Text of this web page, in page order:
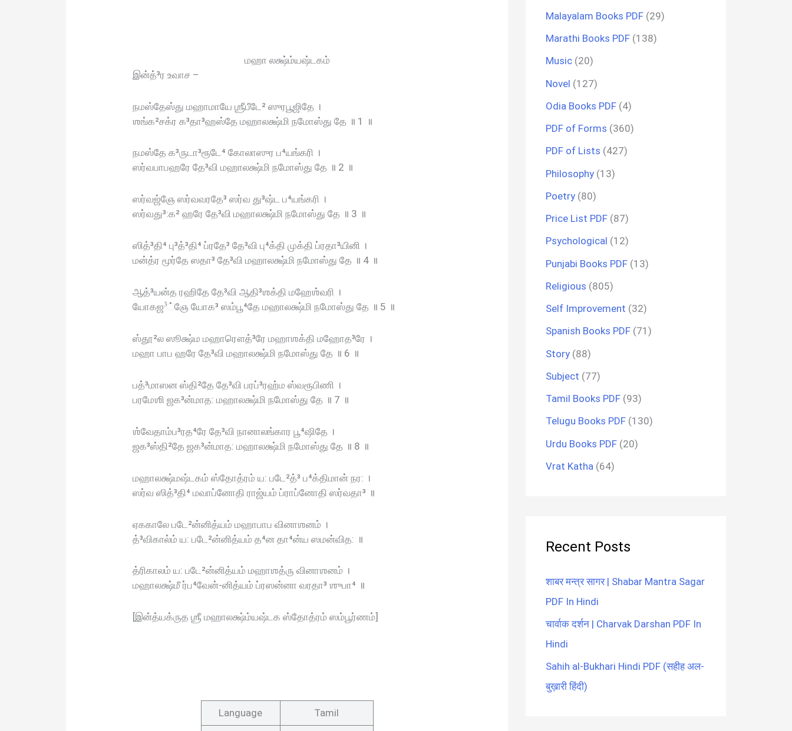
மஹா லக்ஷ்ம்யஷ்டகம்
இன்த்³ர உவாச –
நமஸ்தேஸ்து மஹாமாயே ஶ்ரீபீடே² ஸுரபூஜிதே ।
ஶங்க²சக்ர க³தா³ஹஸ்தே மஹாலக்ஷ்மி நமோஸ்து தே ॥ 1 ॥
நமஸ்தே க³ருடா³ரூடே⁴ கோலாஸுர ப⁴யங்கரி ।
ஸர்வபாபஹரே தே³வி மஹாலக்ஷ்மி நமோஸ்து தே ॥ 2 ॥
ஸர்வஜ்ஞே ஸர்வவரதே³ ஸர்வ து³ஷ்ட ப⁴யங்கரி ।
ஸர்வது³:க² ஹரே தே³வி மஹாலக்ஷ்மி நமோஸ்து தே ॥ 3 ॥
ஸித்³தி⁴ பு³த்³தி⁴ ப்ரதே³ தே³வி பு⁴க்தி முக்தி ப்ரதா³யினி ।
மன்த்ர மூர்தே ஸதா³ தே³வி மஹாலக்ஷ்மி நமோஸ்து தே ॥ 4 ॥
ஆத்³யன்த ரஹிதே தே³வி ஆதி³ஶக்தி மஹேஶ்வரி ।
யோகஜ³்ஞே யோக³ ஸம்பூ⁴தே மஹாலக்ஷ்மி நமோஸ்து தே ॥ 5 ॥
ஸ்தூ²ல ஸூக்ஷ்ம மஹாரௌத்³ரே மஹாஶக்தி மஹோத³ரே ।
மஹா பாப ஹரே தே³வி மஹாலக்ஷ்மி நமோஸ்து தே ॥ 6 ॥
பத்³மாஸன ஸ்தி²தே தே³வி பரப்³ரஹ்ம ஸ்வரூபிணி ।
பரமேஶி ஜக³ன்மாத: மஹாலக்ஷ்மி நமோஸ்து தே ॥ 7 ॥
ஶ்வேதாம்ப³ரத⁴ரே தே³வி நானாலங்கார பூ⁴ஷிதே ।
ஜக³ஸ்தி²தே ஜக³ன்மாத: மஹாலக்ஷ்மி நமோஸ்து தே ॥ 8 ॥
மஹாலக்ஷ்மஷ்டகம் ஸ்தோத்ரம் ய: படே²த்³ ப⁴க்திமான் நர: ।
ஸர்வ ஸித்³தி⁴ மவாப்னோதி ராஜ்யம் ப்ராப்னோதி ஸர்வதா³ ॥
ஏககாலே படே²ன்னித்யம் மஹாபாப வினாஶனம் ।
த்³விகால்ம் ய: படே²ன்னித்யம் த⁴ன தா⁴ன்ய ஸமன்வித: ॥
த்ரிகாலம் ய: படே²ன்னித்யம் மஹாஶத்ரு வினாஶனம் ।
மஹாலக்ஷ்மீ ர்ப⁴வேன்-னித்யம் ப்ரஸன்னா வரதா³ ஶுபா⁴ ॥
[இன்த்யக்ருத ஶ்ரீ மஹாலக்ஷ்ம்யஷ்டக ஸ்தோத்ரம் ஸம்பூர்ணம்]
Language Tamil
Malayalam Books PDF (29)
Marathi Books PDF (138)
Music (20)
Novel (127)
Odia Books PDF (4)
PDF of Forms (360)
PDF of Lists (427)
Philosophy (13)
Poetry (80)
Price List PDF (87)
Psychological (12)
Punjabi Books PDF (13)
Religious (805)
Self Improvement (32)
Spanish Books PDF (71)
Story (88)
Subject (77)
Tamil Books PDF (93)
Telugu Books PDF (130)
Urdu Books PDF (20)
Vrat Katha (64)
Recent Posts
शाबर मन्त्र सागर | Shabar Mantra Sagar
PDF In Hindi
चार्वाक दर्शन | Charvak Darshan PDF In
Hindi
Sahih al-Bukhari Hindi PDF (सहीह अल-
बुख़ारी हिंदी)